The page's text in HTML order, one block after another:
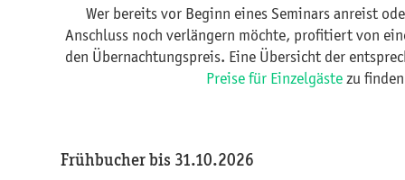
Wer bereits vor Beginn eines Seminars anreist
Anschluss noch verlängern möchte, profitiert von
den Übernachtungspreis. Eine Übersicht der
Preise für Einzelgäste zu
Frühbucher bis 31.10.2026